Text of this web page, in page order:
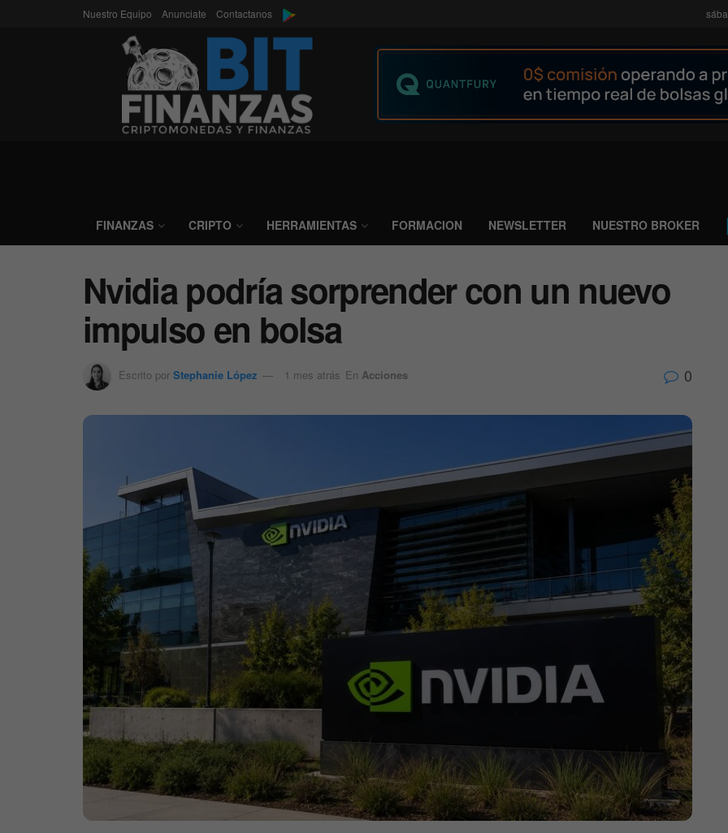
Nuestro Equipo Anunciate Contactanos
FINANZAS CRIPTO HERRAMIENTAS FORMACION NEWSLETTER NUESTRO BROKER
Nvidia podría sorprender con un nuevo
impulso en bolsa
Escrito por Stephanie López 1 mes atrás En Acciones 0